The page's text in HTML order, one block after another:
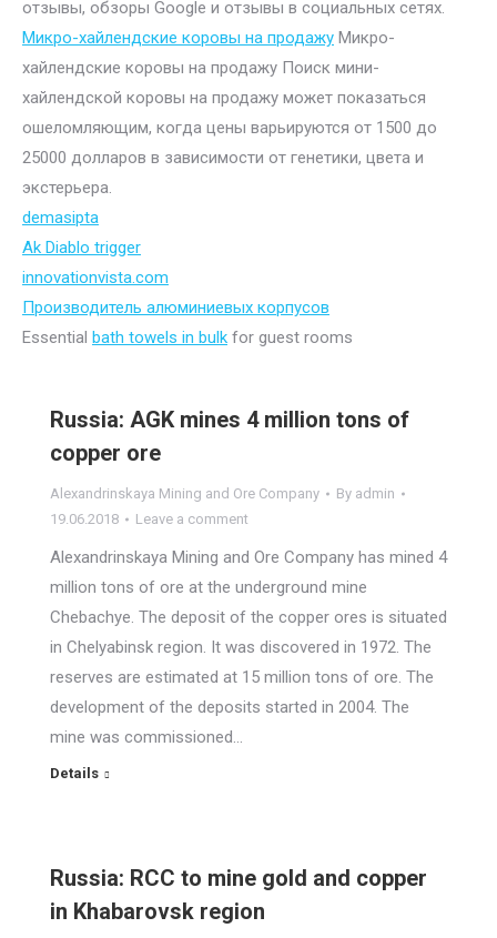
отзывы, обзоры Google и отзывы в социальных сетях.
Микро-хайлендские коровы на продажу Микро-
хайлендские коровы на продажу Поиск мини-
хайлендской коровы на продажу может показаться
ошеломляющим, когда цены варьируются от 1500 до
25000 долларов в зависимости от генетики, цвета и
экстерьера.
demasipta
Ak Diablo trigger
innovationvista.com
Производитель алюминиевых корпусов
Essential bath towels in bulk for guest rooms
Russia: AGK mines 4 million tons of
copper ore
Alexandrinskaya Mining and Ore Company By admin
19.06.2018
Leave a comment
Alexandrinskaya Mining and Ore Company has mined 4
million tons of ore at the underground mine
Chebachye. The deposit of the copper ores is situated
in Chelyabinsk region. It was discovered in 1972. The
reserves are estimated at 15 million tons of ore. The
development of the deposits started in 2004. The
mine was commissioned…
Details
Russia: RCC to mine gold and copper
in Khabarovsk region